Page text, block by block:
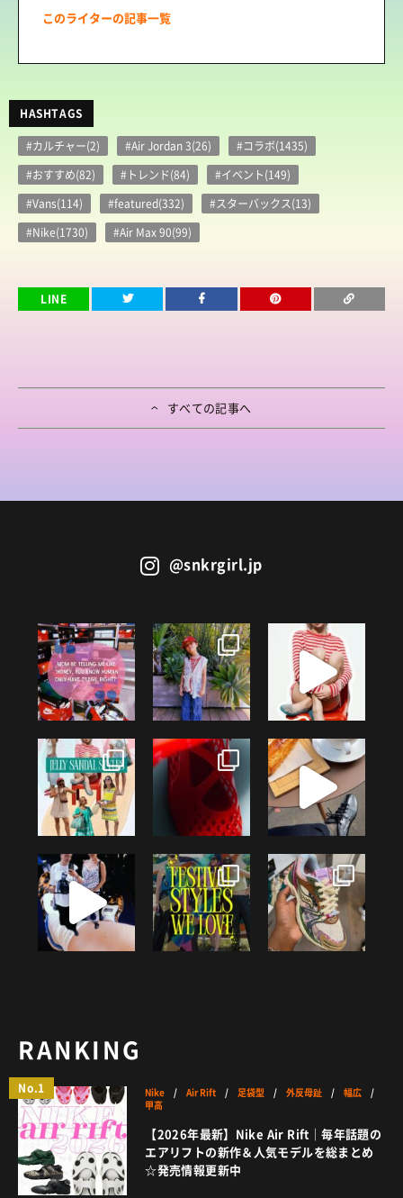
このライターの記事一覧
HASHTAGS
#カルチャー(2) #Air Jordan 3(26)
#コラボ(1435)
#おすすめ(82)
#トレンド(84)
#イベント(149)
#Vans(114)
#featured(332)
#スターバックス(13)
#Nike(1730)
#Air Max 90(99)
LINE
すべての記事へ
@snkrgirl.jp
RANKING
No.1 Nike /Air Rift / 足袋型 /外反母趾 /幅広 /
甲高
【2026年最新】Nike Air Rift｜毎年話題の
エアリフトの新作＆人気モデルを総まとめ
☆発売情報更新中